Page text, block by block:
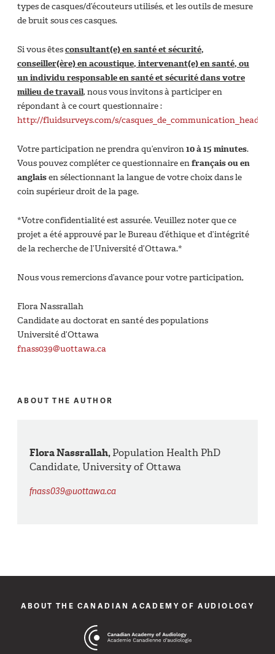
types de casques/d’écouteurs utilisés, et les outils de mesure
de bruit sous ces casques.
Si vous êtesconsultant(e) en santé et sécurité,
conseiller(ère) en acoustique, intervenant(e) en santé, ou
un individu responsable en santé et sécurité dans votre
milieu de travail, nous vous invitons à participer en
répondant à ce court questionnaire :
http://fluidsurveys.com/s/
Votre participation ne prendra qu’environ10 à 15 minutes.
Vous pouvez compléter ce questionnaire enfrançais ou en
anglaisen sélectionnant la langue de votre choix dans le
coin supérieur droit de la page.
*Votre confidentialité est assurée. Veuillez noter que ce
projet a été approuvé par le Bureau d’éthique et d’intégrité
de la recherche de l’Université d’Ottawa.*
Nous vous remercions d’avance pour votre participation,
Flora Nassrallah
Candidate au doctorat en santé des populations
Université d’Ottawa
fnass039@uottawa.ca
ABOUT THE AUTHOR
Flora Nassrallah,Population Health PhD
Candidate, University of Ottawa
fnass039@uottawa.ca
ABOUT THE CANADIAN ACADEMY OF AUDIOLOGY